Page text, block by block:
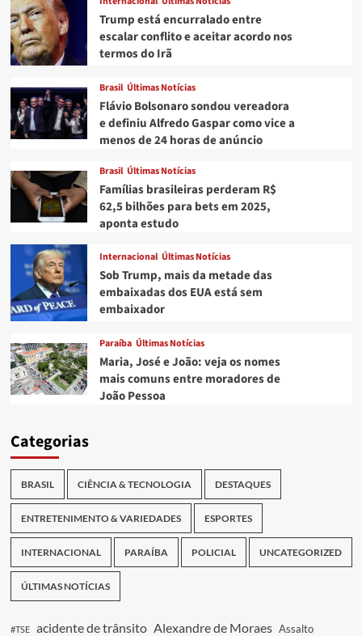
Trump está encurralado entre
escalar conflito e aceitar acordo nos
termos do Irã
Brasil Últimas Notícias
Flávio Bolsonaro sondou vereadora
e definiu Alfredo Gaspar como vice a
menos de 24 horas de anúncio
Brasil Últimas Notícias
Famílias brasileiras perderam R$
62,5 bilhões para bets em 2025,
aponta estudo
Internacional Últimas Notícias
Sob Trump, mais da metade das
embaixadas dos EUA está sem
embaixador
Paraíba Últimas Notícias
Maria, José e João: veja os nomes
mais comuns entre moradores de
João Pessoa
Categorias
BRASIL CIÊNCIA & TECNOLOGIA DESTAQUES
ENTRETENIMENTO & VARIEDADES ESPORTES
INTERNACIONAL PARAÍBA POLICIAL UNCATEGORIZED
ÚLTIMAS NOTÍCIAS
#TSE acidente de trânsito Alexandre de Moraes Assalto